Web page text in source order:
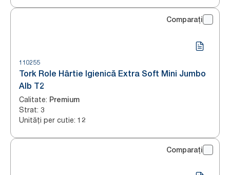
Comparați
110255
Tork Role Hârtie Igienică Extra Soft Mini Jumbo
Alb T2
Calitate: Premium
Strat: 3
Unități per cutie: 12
Comparați